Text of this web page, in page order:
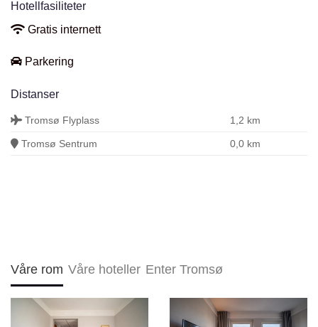
Hotellfasiliteter
Gratis internett
Parkering
Distanser
Tromsø Flyplass 1,2 km
Tromsø Sentrum 0,0 km
Våre rom Våre hoteller Enter Tromsø